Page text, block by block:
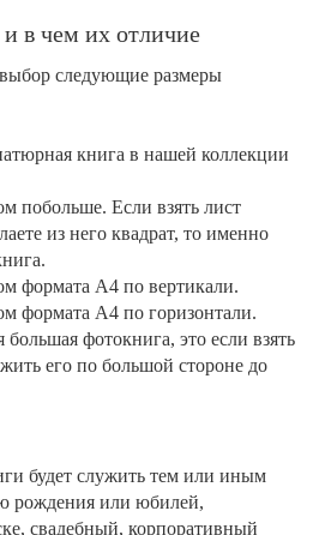
в чем их отличие
следующие размеры
книга в нашей коллекции
побольше. Если взять лист
из него квадрат, то именно
формата А4 по вертикали.
формата А4 по горизонтали.
фотокнига, это если взять
его по большой стороне до
будет служить тем или иным
рождения или юбилей,
свадебный, корпоративный